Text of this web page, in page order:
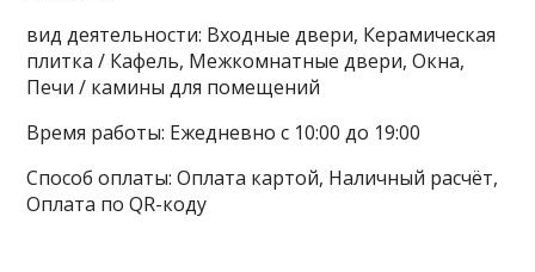
вид деятельности: Входные двери, Керамическая
плитка / Кафель, Межкомнатные двери, Окна,
Печи / камины для помещений
Время работы: Ежедневно с 10:00 до 19:00
Способ оплаты: Оплата картой, Наличный расчёт,
Оплата по QR-коду